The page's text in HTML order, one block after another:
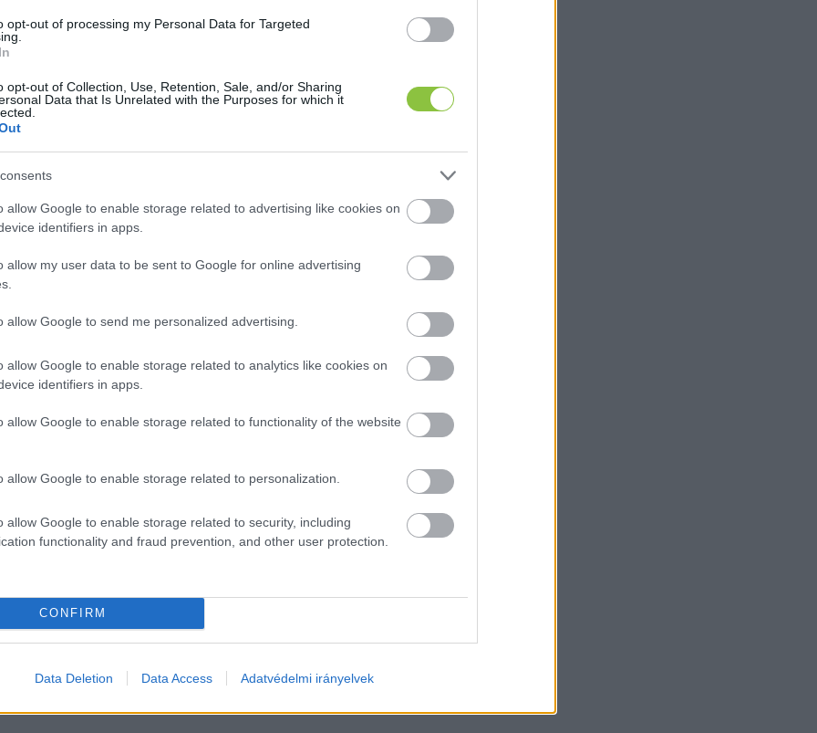
opt-out of processing my Personal Data for Targeted
opt-out of Collection, Use, Retention, Sale, and/or Sharing
Data that Is Unrelated with the Purposes for which it
allow Google to enable storage related to advertising like cookies on
identifiers in apps.
allow my user data to be sent to Google for online advertising
allow Google to send me personalized advertising.
allow Google to enable storage related to analytics like cookies on
identifiers in apps.
allow Google to enable storage related to functionality of the website
allow Google to enable storage related to personalization.
allow Google to enable storage related to security, including
functionality and fraud prevention, and other user protection.
CONFIRM
Data Deletion Data Access Adatvédelmi irányelvek
Szántódi Hírlevél - forrás: szantod.hu